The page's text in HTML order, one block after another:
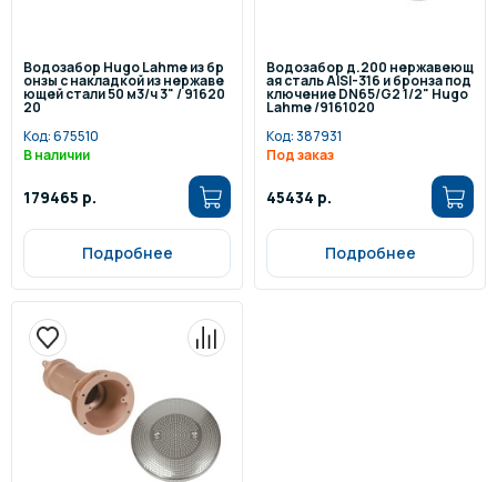
Водозабор Hugo Lahme из бр
онзы с накладкой из нержаве
ющей стали 50 м3/ч 3" / 91620
20
Код:675510
В наличии
179465 р.
Подробнее
Водозабор д.200 нержавеющ
ая сталь AISI-316 и бронза под
ключение DN65/G2 1/2" Hugo
Lahme /9161020
Код:387931
Под заказ
45434 р.
Подробнее